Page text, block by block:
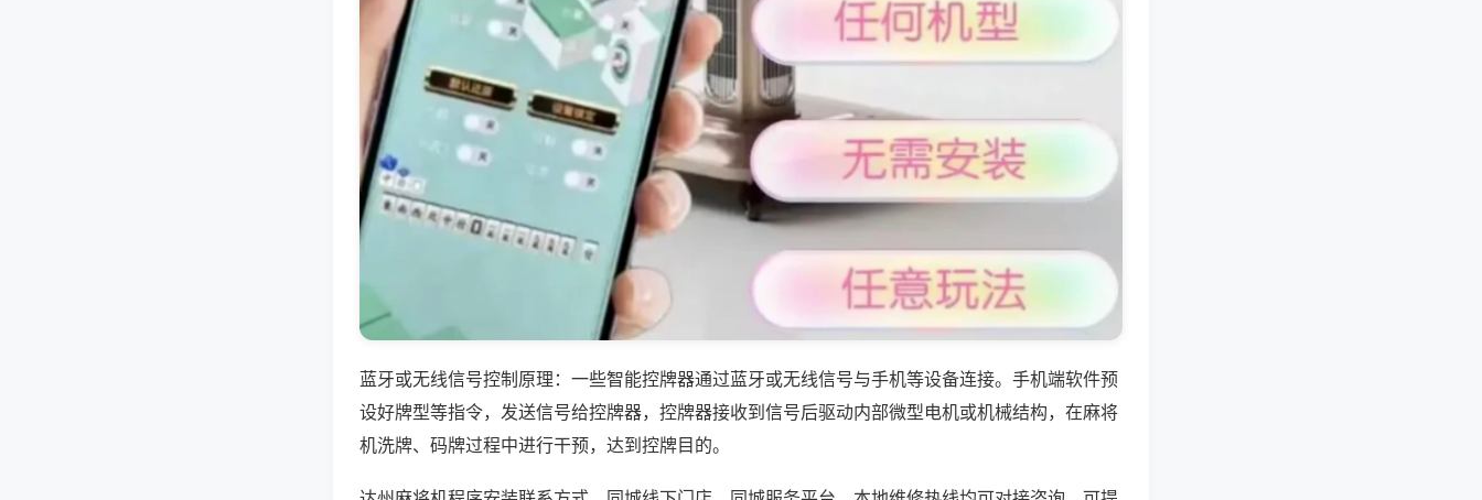
蓝牙或无线信号控制原理：一些智能控牌器通过蓝牙或无线信号与手机等设备连接。手机端软件预
设好牌型等指令，发送信号给控牌器，控牌器接收到信号后驱动内部微型电机或机械结构，在麻将
机洗牌、码牌过程中进行干预，达到控牌目的。